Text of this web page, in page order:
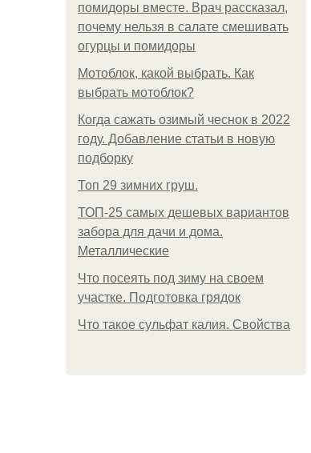
помидоры вместе. Врач рассказал,
почему нельзя в салате смешивать
огурцы и помидоры
Мотоблок, какой выбрать. Как
выбрать мотоблок?
Когда сажать озимый чеснок в 2022
году. Добавление статьи в новую
подборку
Топ 29 зимних груш.
ТОП-25 самых дешевых вариантов
забора для дачи и дома.
Металлические
Что посеять под зиму на своем
участке. Подготовка грядок
Что такое сульфат калия. Свойства